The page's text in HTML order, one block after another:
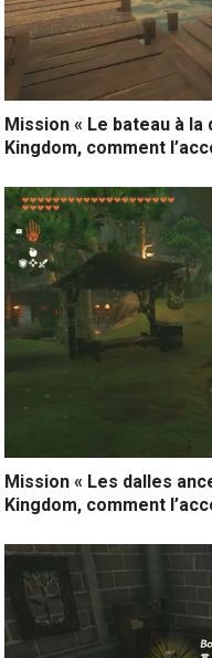
Mission « Le bateau à
Kingdom, comment
Mission « Les dalles
Kingdom, comment